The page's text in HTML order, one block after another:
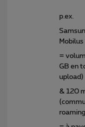
p.ex.
=
GB en
upload)
& 120